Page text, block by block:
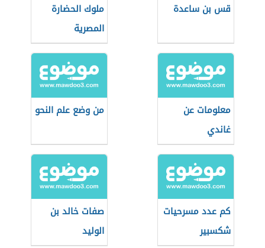
قس بن ساعدة
ملوك الحضارة
المصرية
معلومات عن
غاندي
من وضع علم النحو
كم عدد مسرحيات
شكسبير
صفات خالد بن
الوليد